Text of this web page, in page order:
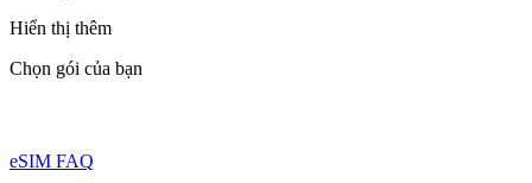
Hiển thị thêm
Chọn gói của bạn
eSIM FAQ